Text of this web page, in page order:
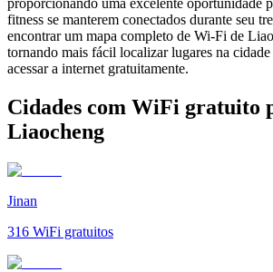
fitness se manterem conectados durante seu
encontrar um mapa completo de Wi-Fi de
tornando mais fácil localizar lugares na
acessar a internet gratuitamente.
Cidades com WiFi gratuito
Liaocheng
Jinan
316 WiFi gratuitos